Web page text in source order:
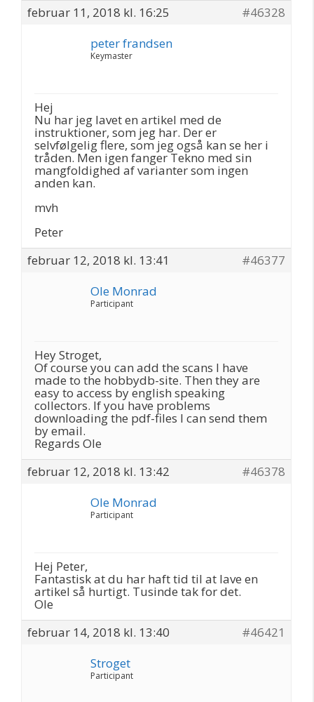
februar 11, 2018 kl. 16:25
#46328
peter frandsen
Keymaster
Hej
Nu har jeg lavet en artikel med de
instruktioner, som jeg har. Der er
selvfølgelig flere, som jeg også kan se her i
tråden. Men igen fanger Tekno med sin
mangfoldighed af varianter som ingen
anden kan.
mvh
Peter
februar 12, 2018 kl. 13:41
#46377
Ole Monrad
Participant
Hey Stroget,
Of course you can add the scans I have
made to the hobbydb-site. Then they are
easy to access by english speaking
collectors. If you have problems
downloading the pdf-files I can send them
by email.
Regards Ole
februar 12, 2018 kl. 13:42
#46378
Ole Monrad
Participant
Hej Peter,
Fantastisk at du har haft tid til at lave en
artikel så hurtigt. Tusinde tak for det.
Ole
februar 14, 2018 kl. 13:40
#46421
Stroget
Participant